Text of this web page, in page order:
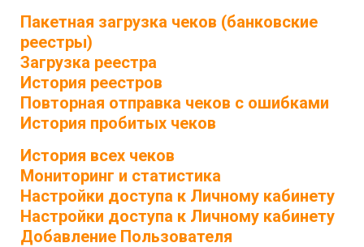
Пакетная загрузка чеков (банковские
реестры)
Загрузка реестра
История реестров
Повторная отправка чеков с ошибками
История пробитых чеков
История всех чеков
Мониторинг и статистика
Настройки доступа к Личному кабинету
Настройки доступа к Личному кабинету
Добавление Пользователя